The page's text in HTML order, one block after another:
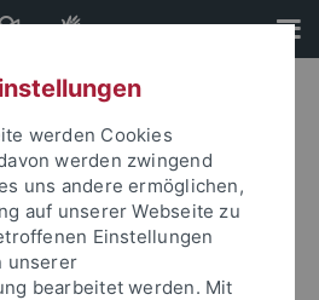
werden Cookies
werden zwingend
uns andere ermöglichen,
auf unserer Webseite zu
Einstellungen
unserer
bearbeitet werden. Mit